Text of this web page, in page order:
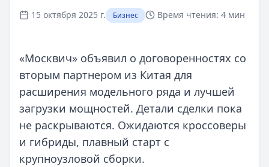
15 октября 2025 г. Бизнес Время чтения: 4 мин
«Москвич» объявил о договоренностях со
вторым партнером из Китая для
расширения модельного ряда и лучшей
загрузки мощностей. Детали сделки пока
не раскрываются. Ожидаются кроссоверы
и гибриды, плавный старт с
крупноузловой сборки.